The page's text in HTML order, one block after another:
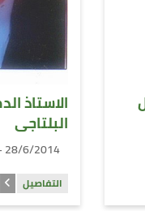
الاستاذ
البلتاجى
28/6/2014 - 5/3/2015
التفاصيل